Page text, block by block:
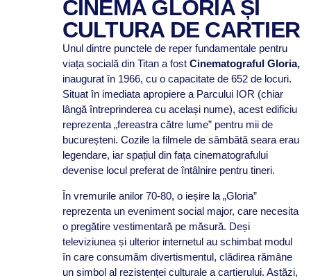
CINEMA GLORIA ȘI
CULTURA DE CARTIER
Unul dintre punctele de reper fundamentale pentru
viața socială din Titan a fost Cinematograful Gloria,
inaugurat în 1966, cu o capacitate de 652 de locuri.
Situat în imediata apropiere a Parcului IOR (chiar
lângă întreprinderea cu același nume), acest edificiu
reprezenta „fereastra către lume” pentru mii de
bucureșteni. Cozile la filmele de sâmbătă seara erau
legendare, iar spațiul din fața cinematografului
devenise locul preferat de întâlnire pentru tineri.
În vremurile anilor 70-80, o ieșire la „Gloria”
reprezenta un eveniment social major, care necesita
o pregătire vestimentară pe măsură. Deși
televiziunea și ulterior internetul au schimbat modul
în care consumăm divertismentul, clădirea rămâne
un simbol al rezistenței culturale a cartierului. Astăzi,